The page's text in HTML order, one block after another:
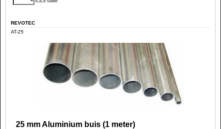
REVOTEC
AT-25
25 mm Aluminium buis (1 meter)